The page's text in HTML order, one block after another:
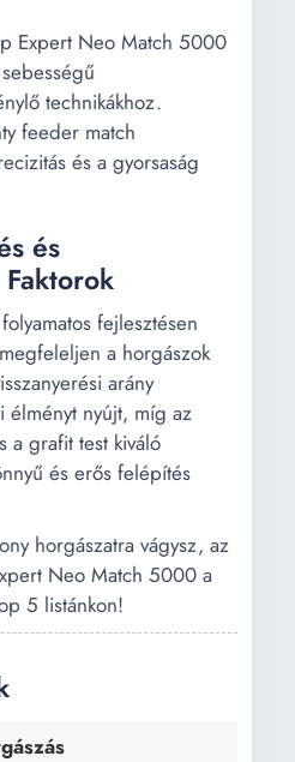
Expert Neo Match 5000
technikákhoz.
feeder match
és a gyorsaság
és
fejlesztésen
a horgászok
arány
élményt nyújt, míg az
a grafit test kiváló
és erős felépítés
horgászatra vágysz, az
Neo Match 5000 a
5 listánkon!